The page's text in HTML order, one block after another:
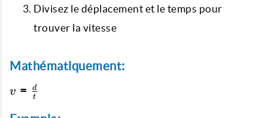
Divisez le déplacement et le temps pour
trouver la vitesse
Mathématiquement:
v =
\frac
v = t
d